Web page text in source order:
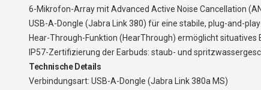
6-Mikrofon-Array mit Advanced Active Noise Cancellation
USB-A-Dongle (Jabra Link 380) für eine stabile, plug-and-
Hear-Through-Funktion (HearThrough) ermöglicht
IP57-Zertifizierung der Earbuds: staub- und
Technische Details
Verbindungsart: USB-A-Dongle (Jabra Link 380a MS)